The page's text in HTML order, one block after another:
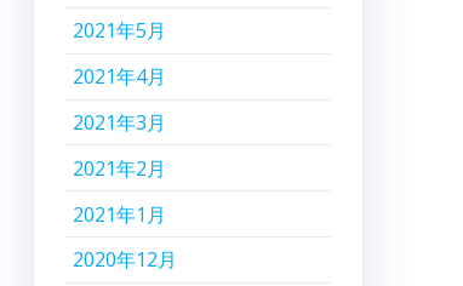
2021年5月
2021年4月
2021年3月
2021年2月
2021年1月
2020年12月